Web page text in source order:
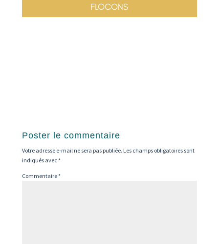
FLOCONS
Poster le commentaire
Votre adresse e-mail ne sera pas publiée. Les champs obligatoires sont
indiqués avec*
Commentaire*